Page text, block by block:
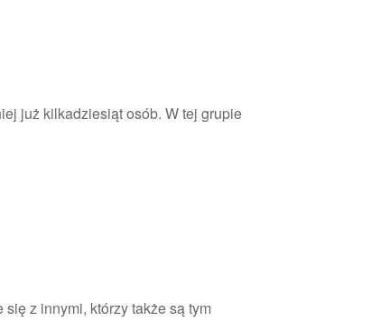
już kilkadziesiąt osób. W tej grupie
z innymi, którzy także są tym